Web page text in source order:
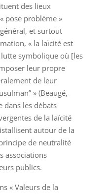
des lieux
pose problème »
et surtout
« la laïcité est
lutte symbolique où [les
leur propre
de leur
» (Beaugé,
dans les débats
de la laïcité
autour de la
de neutralité
associations
publics.
« Valeurs de la